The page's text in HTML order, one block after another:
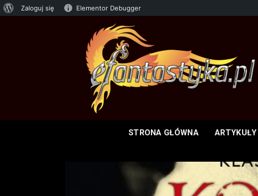
Zaloguj się Elementor Debugger
STRONA GŁÓWNA ARTYKUŁY